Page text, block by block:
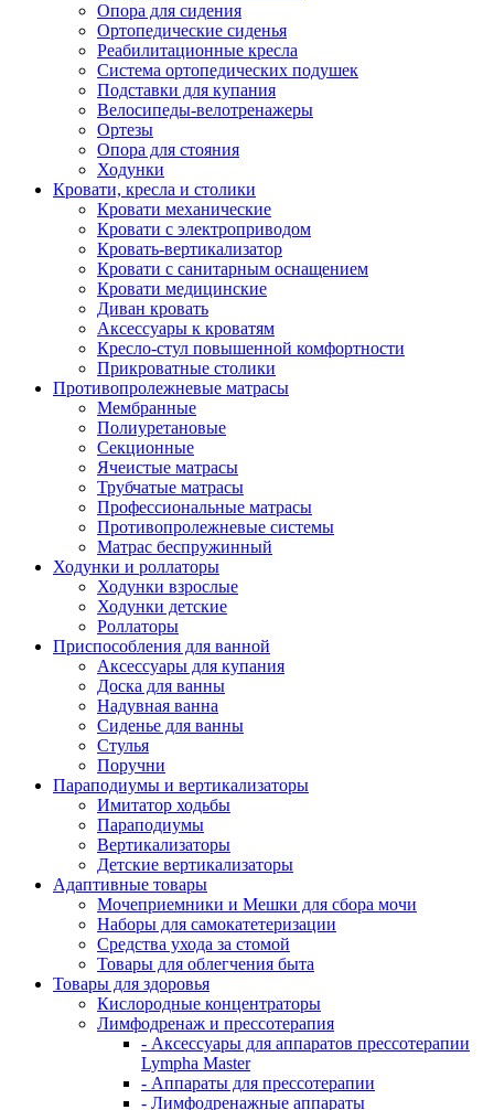
Опора для сидения
Ортопедические сиденья
Реабилитационные кресла
Система ортопедических подушек
Подставки для купания
Велосипеды-велотренажеры
Ортезы
Опора для стояния
Ходунки
Кровати, кресла и столики
Кровати механические
Кровати с электроприводом
Кровать-вертикализатор
Кровати с санитарным оснащением
Кровати медицинские
Диван кровать
Аксессуары к кроватям
Кресло-стул повышенной комфортности
Прикроватные столики
Противопролежневые матрасы
Мембранные
Полиуретановые
Секционные
Ячеистые матрасы
Трубчатые матрасы
Профессиональные матрасы
Противопролежневые системы
Матрас беспружинный
Ходунки и роллаторы
Ходунки взрослые
Ходунки детские
Роллаторы
Приспособления для ванной
Аксессуары для купания
Доска для ванны
Надувная ванна
Сиденье для ванны
Стулья
Поручни
Параподиумы и вертикализаторы
Имитатор ходьбы
Параподиумы
Вертикализаторы
Детские вертикализаторы
Адаптивные товары
Мочеприемники и Мешки для сбора мочи
Наборы для самокатетеризации
Средства ухода за стомой
Товары для облегчения быта
Товары для здоровья
Кислородные концентраторы
Лимфодренаж и прессотерапия
- Аксессуары для аппаратов прессотерапии
Lympha Master
- Аппараты для прессотерапии
- Лимфодренажные аппараты